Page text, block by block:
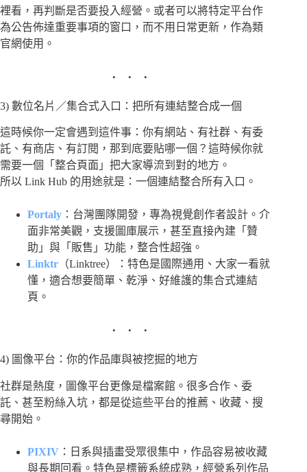
裡看，再判斷是否要投入經營。或者可以將特定平台作
為公告佈達重要事項的窗口，而不用日常更新，作為類
官網使用。
3) 數位名片／集合式入口：把所有連結整合成一個
這時候你一定會遇到這件事：你有網站、有社群、有委
託、有商店、有訂閱，那到底要貼哪一個？這時候你就
需要一個「整合頁面」把大家導流到對的地方。
所以 Link Hub 的用途就是：一個連結整合所有入口。
Portaly ：台灣團隊開發，專為視覺創作者設計。介
面非常美觀，支援圖庫展示，甚至直接內建「贊
助」與「販售」功能，整合性超強。
Linktr （Linktree）：特色是國際通用、大家一看就
懂，適合想要簡單、乾淨、好維護的集合式連結
頁。
4) 圖像平台：你的作品庫與被挖掘的地方
社群是熱度，圖像平台更像是檔案館。很多合作、委
託、甚至粉絲入坑，都是從這些平台的推薦、收藏、搜
尋開始。
PIXIV ：日系與插畫受眾很集中，作品容易被收藏
與長期回看。特色是標籤系統成熟，經營系列作品